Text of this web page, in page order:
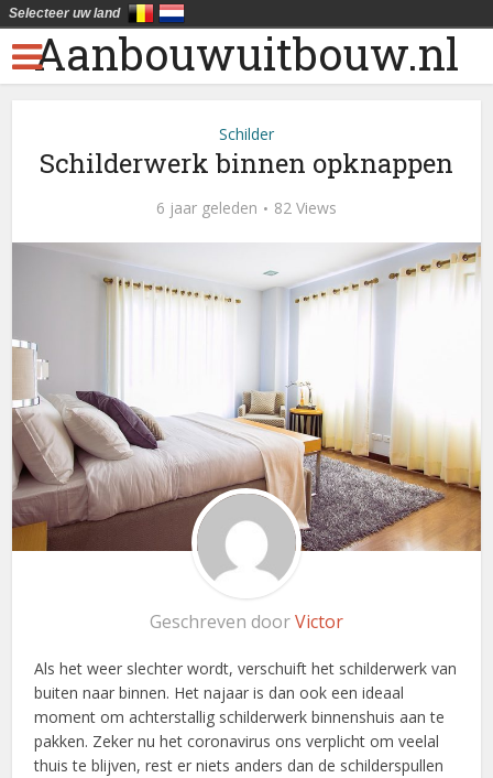
Aanbouwuitbouw.nl
Schilder
Schilderwerk binnen opknappen
6 jaar geleden 82 Views
Geschreven doorVictor
Als het weer slechter wordt, verschuift het schilderwerk van
buiten naar binnen. Het najaar is dan ook een ideaal
moment om achterstallig schilderwerk binnenshuis aan te
pakken. Zeker nu het coronavirus ons verplicht om veelal
thuis te blijven, rest er niets anders dan de schilderspullen
Selecteer uw land